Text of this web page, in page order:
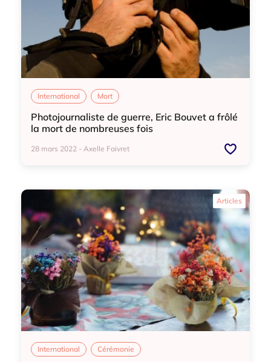
International Mort
Photojournaliste de guerre, Eric Bouvet a frôlé
la mort de nombreuses fois
28 mars 2022 - Axelle Faivret
International Cérémonie
Articles